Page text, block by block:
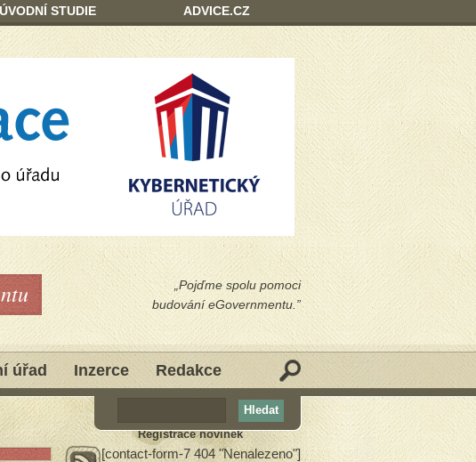
„Pojďme spolu pomoci
budování eGovernmentu.”
úřad Inzerce Redakce
Registrace novinek
[contact-form-7 404 "Nenalezeno"]
ÚVODNÍ STUDIE ADVICE.CZ